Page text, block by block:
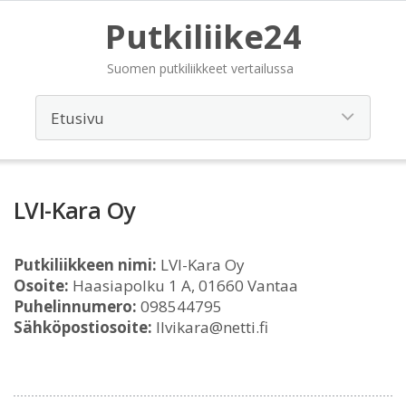
Putkiliike24
Suomen putkiliikkeet vertailussa
LVI-Kara Oy
Putkiliikkeen nimi: LVI-Kara Oy
Osoite: Haasiapolku 1 A, 01660 Vantaa
Puhelinnumero: 098544795
Sähköpostiosoite: llvikara@netti.fi